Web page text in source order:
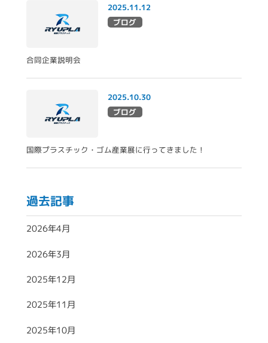
2025.11.12
ブログ
合同企業説明会
2025.10.30
ブログ
国際プラスチック・ゴム産業展に行ってきました！
過去記事
2026年4月
2026年3月
2025年12月
2025年11月
2025年10月